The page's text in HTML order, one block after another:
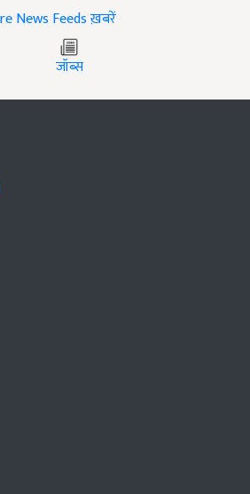
ख़बरें
जॉब्स